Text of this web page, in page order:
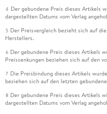
4 Der gebundene Preis dieses Artikels
dargestellten Datums vom Verlag
5 Der Preisvergleich bezieht sich auf
Herstellers.
6 Der gebundene Preis dieses Artikels
Preissenkungen beziehen sich auf den
7 Die Preisbindung dieses Artikels
beziehen sich auf den letzten
8 Der gebundene Preis dieses Artikels
dargestellten Datums vom Verlag